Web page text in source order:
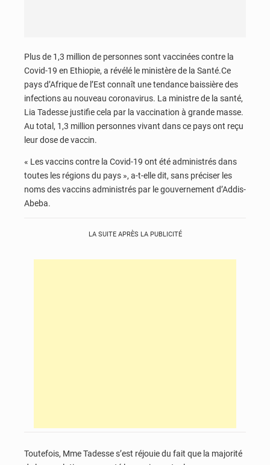
Plus de 1,3 million de personnes sont vaccinées contre la
Covid-19 en Ethiopie, a révélé le ministère de la Santé.Ce
pays d’Afrique de l’Est connaît une tendance baissière des
infections au nouveau coronavirus. La ministre de la santé,
Lia Tadesse justifie cela par la vaccination à grande masse.
Au total, 1,3 million personnes vivant dans ce pays ont reçu
leur dose de vaccin.
« Les vaccins contre la Covid-19 ont été administrés dans
toutes les régions du pays », a-t-elle dit, sans préciser les
noms des vaccins administrés par le gouvernement d’Addis-
Abeba.
LA SUITE APRÈS LA PUBLICITÉ
Toutefois, Mme Tadesse s’est réjouie du fait que la majorité